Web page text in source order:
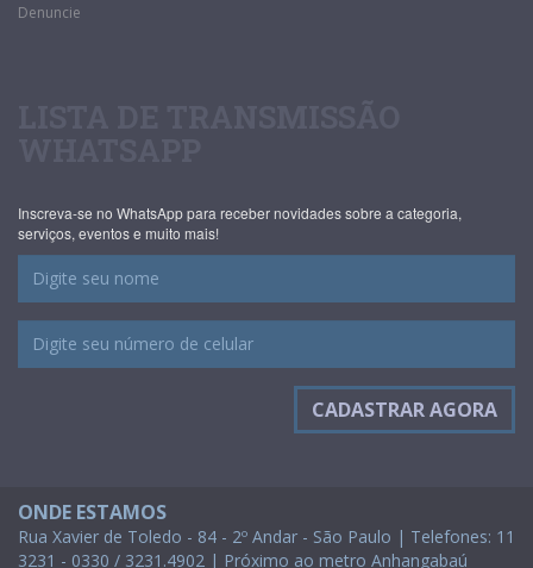
Denuncie
Inscreva-se no WhatsApp para receber novidades sobre a categoria,
serviços, eventos e muito mais!
ONDE ESTAMOS
Rua Xavier de Toledo - 84 - 2º Andar - São Paulo | Telefones: 11
3231 - 0330 / 3231.4902 | Próximo ao metro Anhangabaú